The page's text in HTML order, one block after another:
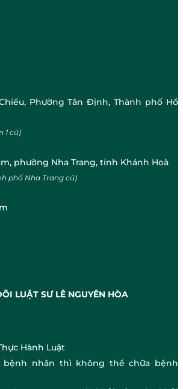
Phường Tân Định, Thành phố Hồ
1 cũ)
phường Nha Trang, tỉnh Khánh Hoà
phố Nha Trang cũ)
LUẬT SƯ LÊ NGUYÊN HÒA
Hành Luật
bệnh nhân thì không thể chữa bệnh